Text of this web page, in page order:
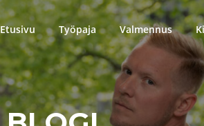
Etusivu Työpaja Valmennus